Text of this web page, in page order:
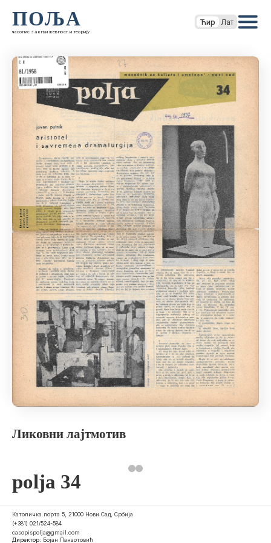
ПОЉА
часопис за књижевност и теорију
Ћир Лат
Ликовни лајтмотив
polja 34
Католичка порта 5, 21000 Нови Сад, Србија
(+381) 021/524-584
casopispolja@gmail.com
Директор: Бојан Панаотовић